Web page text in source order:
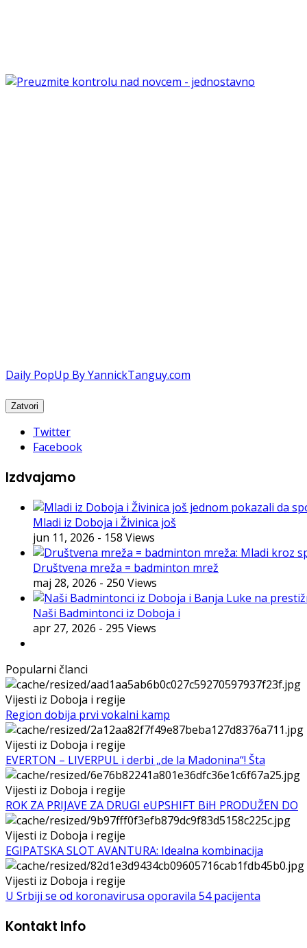
Daily PopUp By YannickTanguy.com
Twitter
Facebook
Izdvajamo
Mladi iz Doboja i Živinica još
jun 11, 2026 - 158 Views
Društvena mreža = badminton mrež
maj 28, 2026 - 250 Views
Naši Badmintonci iz Doboja i
apr 27, 2026 - 295 Views
Popularni članci
Vijesti iz Doboja i regije
Region dobija prvi vokalni kamp
Vijesti iz Doboja i regije
EVERTON – LIVERPUL i derbi „de la Madonina“! Šta
Vijesti iz Doboja i regije
ROK ZA PRIJAVE ZA DRUGI eUPSHIFT BiH PRODUŽEN DO
Vijesti iz Doboja i regije
EGIPATSKA SLOT AVANTURA: Idealna kombinacija
Vijesti iz Doboja i regije
U Srbiji se od koronavirusa oporavila 54 pacijenta
Kontakt Info